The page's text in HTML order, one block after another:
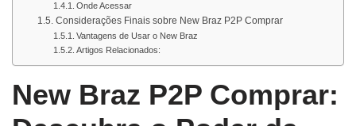
Onde Acessar
Considerações Finais sobre New Braz P2P Comprar
Vantagens de Usar o New Braz
Artigos Relacionados:
New Braz P2P Comprar: